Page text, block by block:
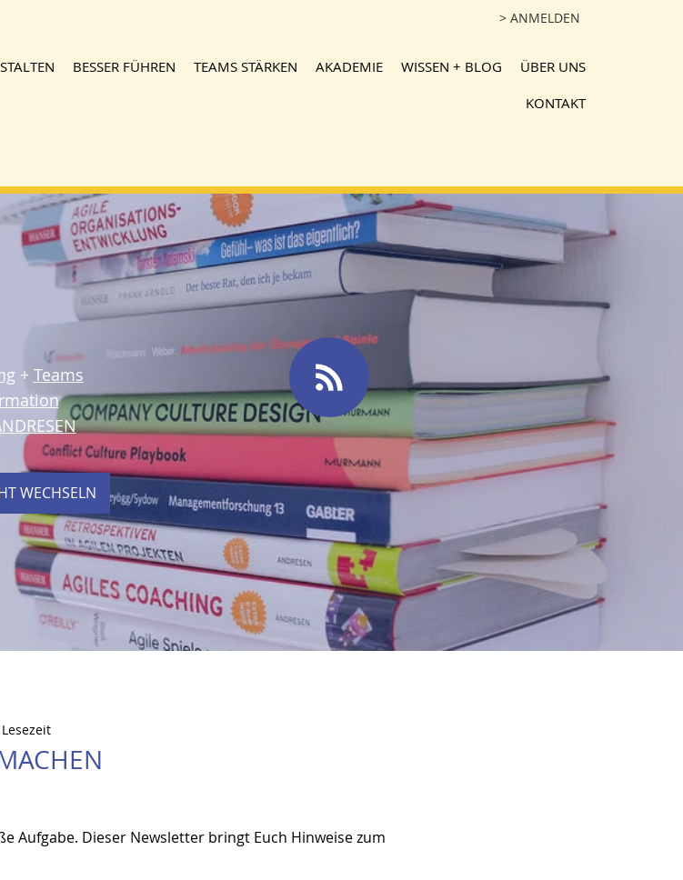
> ANMELDEN
BESSER FÜHREN TEAMS STÄRKEN AKADEMIE WISSEN + BLOG
ÜBER UNS
KONTAKT
+ Teams
WECHSELN
Aufgabe. Dieser Newsletter bringt Euch Hinweise zum